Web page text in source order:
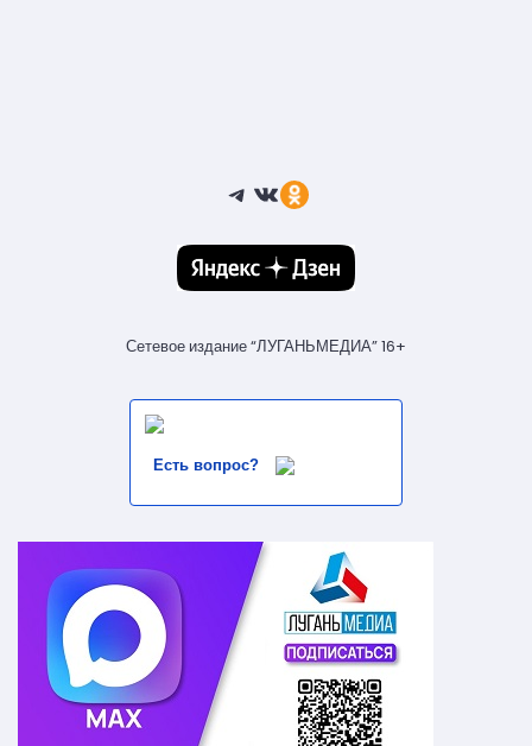
Telegram
ВКонтакте
Ссылка
Сетевое издание “ЛУГАНЬМЕДИА” 16+
Есть вопрос?